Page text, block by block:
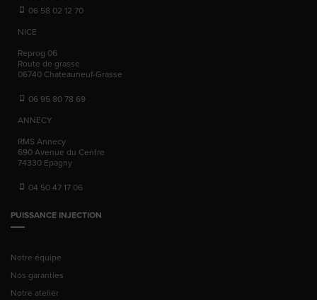
06 58 02 12 70
NICE
Reprog 06
Route de grasse
06740 Chateauneuf-Grasse
06 95 80 78 69
ANNECY
RMS Annecy
690 Avenue du Centre
74330 Epagny
04 50 47 17 06
PUISSANCE INJECTION
Notre équipe
Nos garanties
Notre atelier